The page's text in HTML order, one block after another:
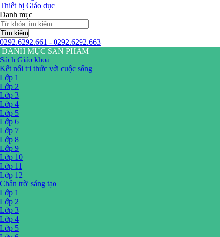
Thiết bị Giáo dục
Danh mục
Tìm kiếm
0292.6292.661 - 0292.6292.663
DANH MỤC SẢN PHẨM
Sách Giáo khoa
Kết nối tri thức với cuộc sống
Lớp 1
Lớp 2
Lớp 3
Lớp 4
Lớp 5
Lớp 6
Lớp 7
Lớp 8
Lớp 9
Lớp 10
Lớp 11
Lớp 12
Chân trời sáng tạo
Lớp 1
Lớp 2
Lớp 3
Lớp 4
Lớp 5